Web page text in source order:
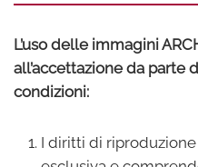
L’uso delle immagini
all’accettazione da
condizioni:
I diritti di